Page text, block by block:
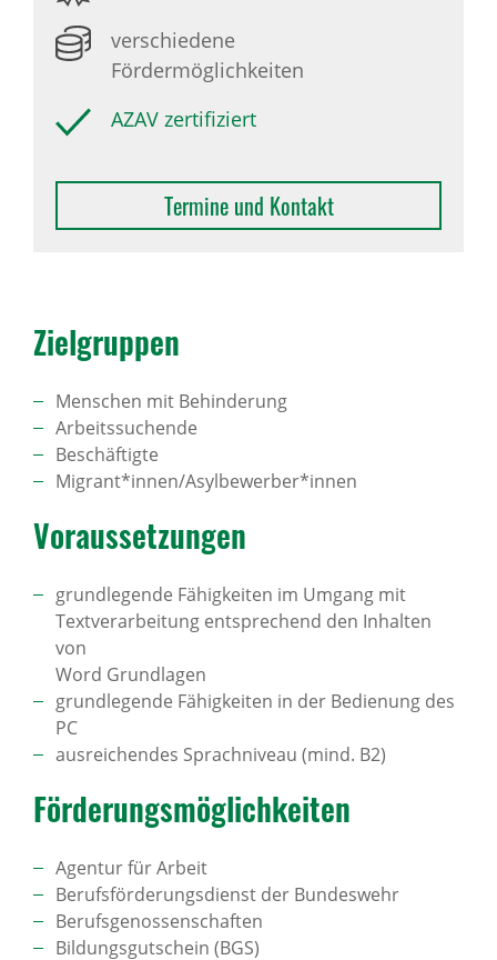
verschiedene
Fördermöglichkeiten
AZAV zertifiziert
Termine und Kontakt
Ziel­gruppen
Menschen mit Behinderung
Arbeitssuchende
Beschäftigte
Migrant*innen/Asylbewerber*innen
Voraus­set­zungen
grundlegende Fähigkeiten im Umgang mit
Textverarbeitung entsprechend den Inhalten
von
Word Grundlagen
grundlegende Fähigkeiten in der Bedienung des
PC
ausreichendes Sprachniveau (mind. B2)
Förde­rungs­mög­lich­keiten
Agentur für Arbeit
Berufsförderungsdienst der Bundeswehr
Berufsgenossenschaften
Bildungsgutschein (BGS)